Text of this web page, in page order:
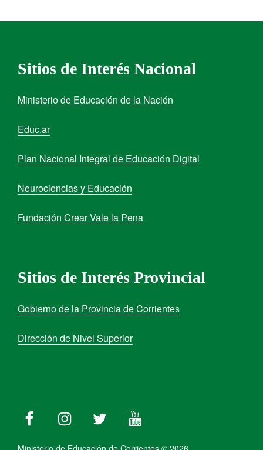
Sitios de Interés Nacional
Ministerio de Educación de la Nación
Educ.ar
Plan Nacional Integral de Educación Digital
Neurociencias y Educación
Fundación Crear Vale la Pena
Sitios de Interés Provincial
Gobierno de la Provincia de Corrientes
Dirección de Nivel Superior